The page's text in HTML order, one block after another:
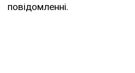
повідомленні.